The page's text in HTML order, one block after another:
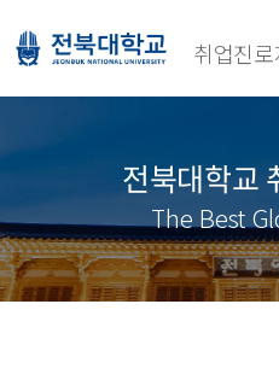
취업진
전북대학교
The Best